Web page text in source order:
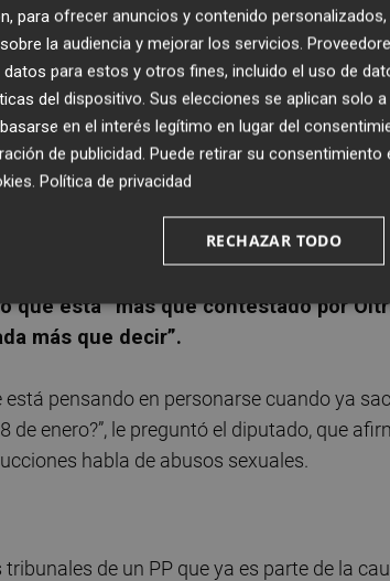
causa dos instrucciones que estaban
(en 2017), a la que ella ya hizo
de informar a la Dirección Territorial
lo mismo con la Dirección General del
ese tridente lo que muestra es falta de
apuntó este miércoles el diputado de
que está “más que contestado por
más que decir”.
pensando en personarse cuando ya
enero?”, le preguntó el diputado, que
habla de abusos sexuales.
de un PP que ya es parte de la
para ofrecer anuncios y contenido
la audiencia y mejorar los servicios.
para estos y otros fines, incluido el uso de
del dispositivo. Sus elecciones se aplican solo
en el interés legítimo en lugar del
de publicidad. Puede retirar su consentimiento
. Política de privacidad
RECHAZAR TODO